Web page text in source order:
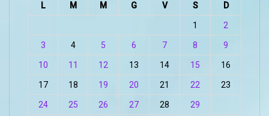
L M M G V S D
1 2
3 4 5 6 7 8 9
10 11 12 13 14 15 16
17 18 19 20 21 22 23
24 25 26 27 28
29